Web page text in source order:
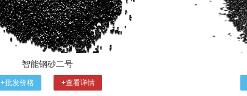
智能钢砂二号
+批发价格 +查看详情